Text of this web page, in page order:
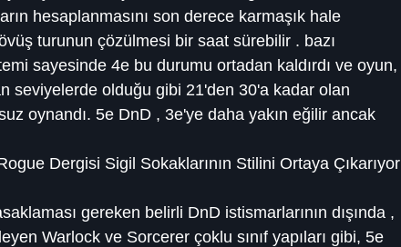
hesaplanmasını son derece karmaşık hale
turunun çözülmesi bir saat sürebilir . bazı
sayesinde 4e bu durumu ortadan kaldırdı ve oyun,
seviyelerde olduğu gibi 21'den 30'a kadar olan
oynandı. 5e DnD , 3e'ye daha yakın eğilir ancak
Dergisi Sigil Sokaklarının Stilini Ortaya Çıkarıyor
gereken belirli DnD istismarlarının dışında ,
Warlock ve Sorcerer çoklu sınıf yapıları gibi, 5e